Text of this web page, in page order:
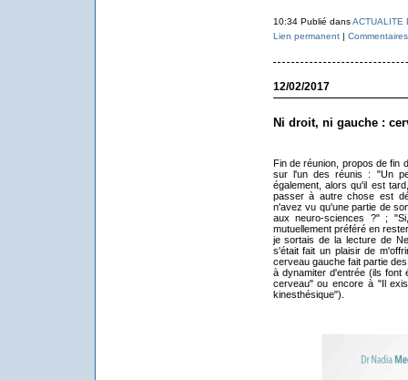
10:34 Publié dansACTUALITE
Lien permanent|
12/02/2017
Ni droit, ni gauche :
Fin de réunion, propos de fin
sur l'un des réunis : "Un
également, alors qu'il est
passer à autre chose est
n'avez vu qu'une partie de
aux neuro-sciences ?" ;
mutuellement préféré en
je sortais de la lecture de
s'était fait un plaisir de
cerveau gauche fait partie
à dynamiter d'entrée (ils font
cerveau" ou encore à "Il
kinesthésique").